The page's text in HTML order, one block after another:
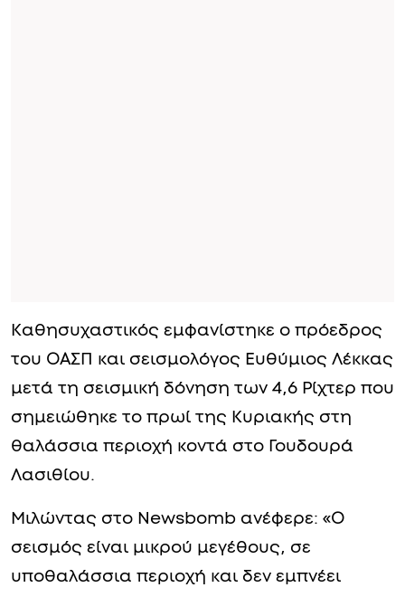
Καθησυχαστικός εμφανίστηκε ο πρόεδρος
του ΟΑΣΠ και σεισμολόγος Ευθύμιος Λέκκας
μετά τη σεισμική δόνηση των 4,6 Ρίχτερ που
σημειώθηκε το πρωί της Κυριακής στη
θαλάσσια περιοχή κοντά στο Γουδουρά
Λασιθίου.
Μιλώντας στο Newsbomb ανέφερε: «Ο
σεισμός είναι μικρού μεγέθους, σε
υποθαλάσσια περιοχή και δεν εμπνέει